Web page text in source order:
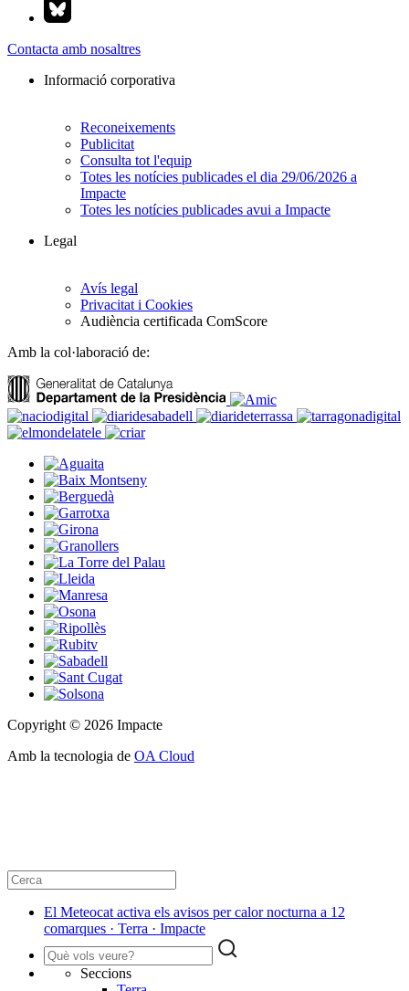
Contacta amb nosaltres
Informació corporativa
Reconeixements
Publicitat
Consulta tot l'equip
Totes les notícies publicades el dia 29/06/2026 a
Impacte
Totes les notícies publicades avui a Impacte
Legal
Avís legal
Privacitat i Cookies
Audiència certificada ComScore
Amb la col·laboració de:
Copyright © 2026 Impacte
Amb la tecnologia de OA Cloud
El Meteocat activa els avisos per calor nocturna a 12
comarques · Terra · Impacte
Seccions